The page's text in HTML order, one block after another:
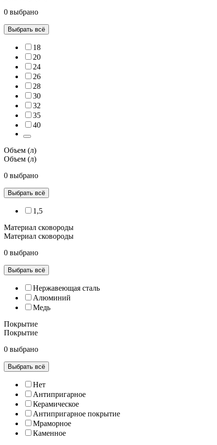
0 выбрано
Выбрать всё
18
20
24
26
28
30
32
35
40
Объем (л)
Объем (л)
0 выбрано
Выбрать всё
1,5
Материал сковороды
Материал сковороды
0 выбрано
Выбрать всё
Нержавеющая сталь
Алюминий
Медь
Покрытие
Покрытие
0 выбрано
Выбрать всё
Нет
Антипригарное
Керамическое
Антипригарное покрытие
Мраморное
Каменное